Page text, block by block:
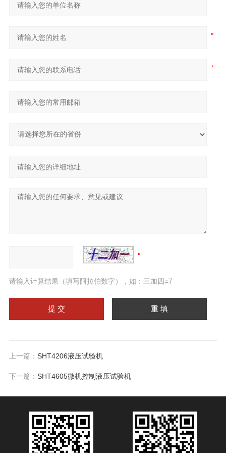
请输入计算结果（填写阿拉伯数字），如：三加四=7
上一篇： SHT4206液压试验机
下一篇： SHT4605微机控制液压试验机